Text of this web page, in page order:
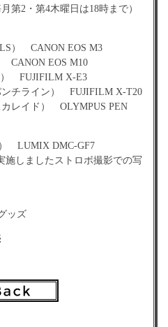
第2・第4木曜日は18時まで）
） CANON EOS M3
CANON EOS M10
） FUJIFILM X-E3
ンチライン） FUJIFILM X-T20
カレイド） OLYMPUS PEN
） LUMIX DMC-GF7
しましたストロボ撮影での写
ッズ
お届けします（7月末日予定）
真が対象となります